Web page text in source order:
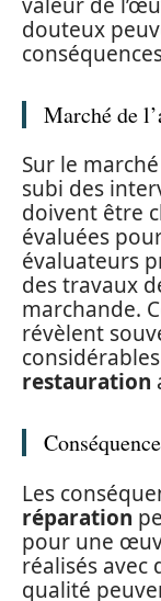
douteux
Marché de
Sur le
subi des
doivent être
évaluées
évaluateurs
des travaux
marchande.
révèlent
restauration
Les
réparation
pour une
réalisés avec
qualité